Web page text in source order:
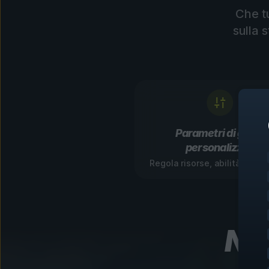
Che
sulla
Parametri di gioco
personalizzati
Regola risorse, abilità e